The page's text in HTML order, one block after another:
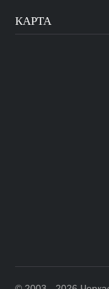
КАРТА